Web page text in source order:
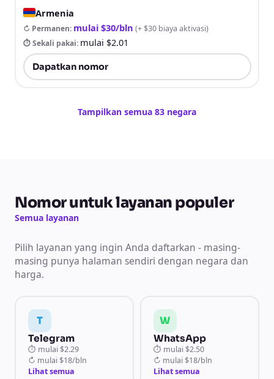
Armenia
↻ Permanen: mulai $30/bln (+ $30 biaya aktivasi)
⏱ Sekali pakai: mulai $2.01
Dapatkan nomor
Tampilkan semua 83 negara
Nomor untuk layanan populer
Semua layanan
Pilih layanan yang ingin Anda daftarkan - masing-
masing punya halaman sendiri dengan negara dan
harga.
T
Telegram
⏱ mulai $2.29
↻ mulai $18/bln
Lihat semua
W
WhatsApp
⏱ mulai $2.50
↻ mulai $18/bln
Lihat semua